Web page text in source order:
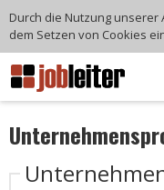
Durch die Nutzung unserer
dem Setzen von Cookies